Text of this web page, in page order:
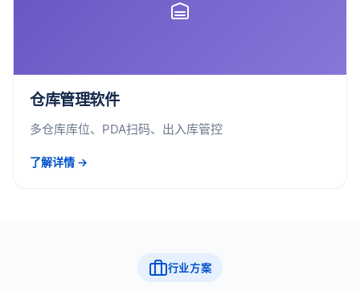
仓库管理软件
多仓库库位、PDA扫码、出入库管控
了解详情 →
行业方案